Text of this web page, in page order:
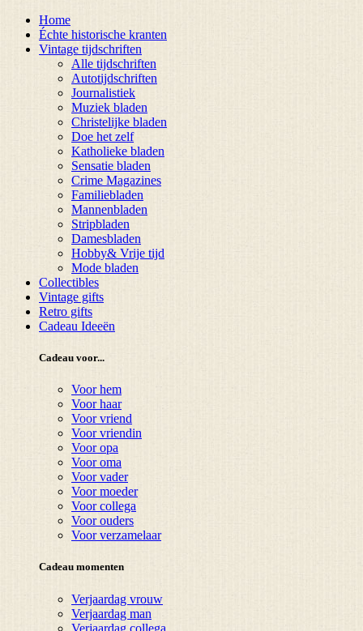
Home
Échte historische kranten
Vintage tijdschriften
Alle tijdschriften
Autotijdschriften
Journalistiek
Muziek bladen
Christelijke bladen
Doe het zelf
Katholieke bladen
Sensatie bladen
Crime Magazines
Familiebladen
Mannenbladen
Stripbladen
Damesbladen
Hobby& Vrije tijd
Mode bladen
Collectibles
Vintage gifts
Retro gifts
Cadeau Ideeën
Cadeau voor...
Voor hem
Voor haar
Voor vriend
Voor vriendin
Voor opa
Voor oma
Voor vader
Voor moeder
Voor collega
Voor ouders
Voor verzamelaar
Cadeau momenten
Verjaardag vrouw
Verjaardag man
Verjaardag collega